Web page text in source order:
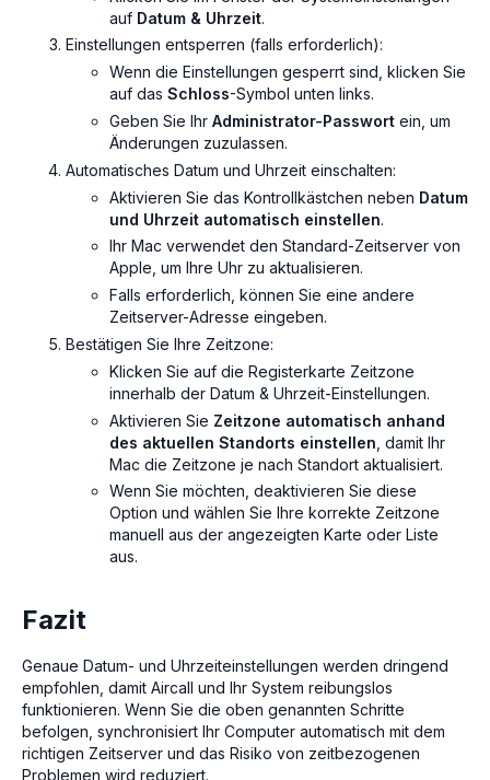
auf Datum & Uhrzeit.
Einstellungen entsperren (falls erforderlich):
Wenn die Einstellungen gesperrt sind, klicken Sie
auf das Schloss-Symbol unten links.
Geben Sie Ihr Administrator-Passwort ein, um
Änderungen zuzulassen.
Automatisches Datum und Uhrzeit einschalten:
Aktivieren Sie das Kontrollkästchen neben Datum
und Uhrzeit automatisch einstellen.
Ihr Mac verwendet den Standard-Zeitserver von
Apple, um Ihre Uhr zu aktualisieren.
Falls erforderlich, können Sie eine andere
Zeitserver-Adresse eingeben.
Bestätigen Sie Ihre Zeitzone:
Klicken Sie auf die Registerkarte Zeitzone
innerhalb der Datum & Uhrzeit-Einstellungen.
Aktivieren Sie Zeitzone automatisch anhand
des aktuellen Standorts einstellen , damit Ihr
Mac die Zeitzone je nach Standort aktualisiert.
Wenn Sie möchten, deaktivieren Sie diese
Option und wählen Sie Ihre korrekte Zeitzone
manuell aus der angezeigten Karte oder Liste
aus.
Fazit
Genaue Datum- und Uhrzeiteinstellungen werden dringend
empfohlen, damit Aircall und Ihr System reibungslos
funktionieren. Wenn Sie die oben genannten Schritte
befolgen, synchronisiert Ihr Computer automatisch mit dem
richtigen Zeitserver und das Risiko von zeitbezogenen
Problemen wird reduziert.